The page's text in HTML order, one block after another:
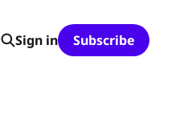
Sign in Subscribe